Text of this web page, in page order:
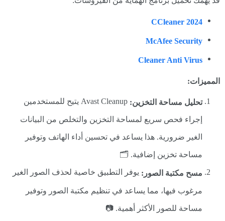
CCleaner 2024
McAfee Security
Cleaner Anti Virus
المميزات:
تحليل مساحة التخزين: Avast Cleanup يتيح للمستخدمين
إجراء فحص سريع لمساحة التخزين والتخلص من البيانات
الغير ضرورية. هذا يساعد في تحسين أداء الهاتف وتوفير
مساحة تخزين إضافية. 🗂️
مسح مكتبة الصور: يوفر التطبيق خاصية لحذف الصور الغير
مرغوب فيها، مما يساعد في تنظيم مكتبة الصور وتوفير
مساحة للصور الأكثر أهمية. 📷